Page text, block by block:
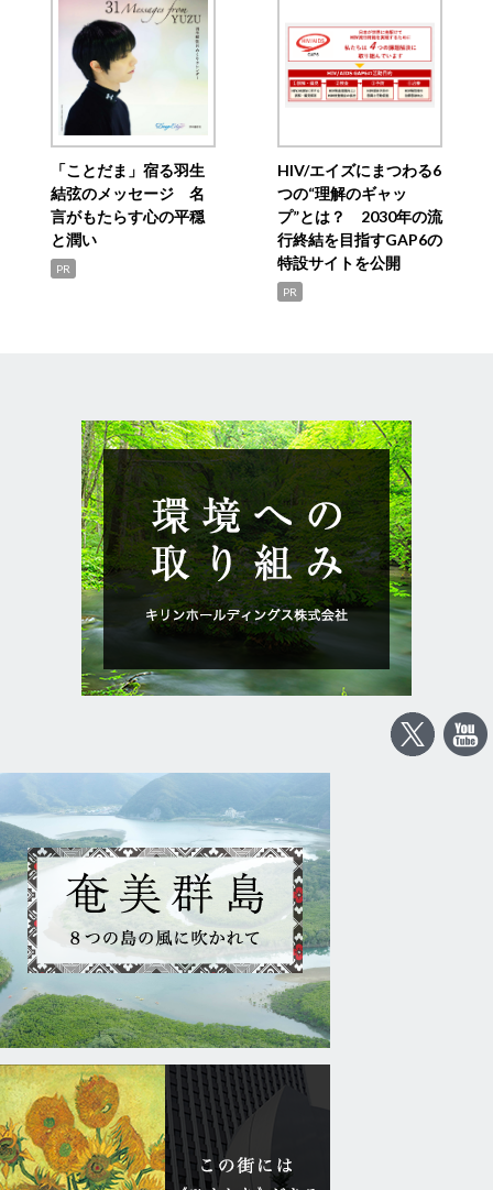
「ことだま」宿る羽生
結弦のメッセージ 名
言がもたらす心の平穏
と潤い
PR
HIV/エイズにまつわる6
つの“理解のギャッ
プ”とは？ 2030年の流
行終結を目指すGAP6の
特設サイトを公開
PR